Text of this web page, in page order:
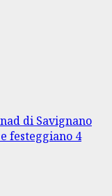
di Savignano
festeggiano 4